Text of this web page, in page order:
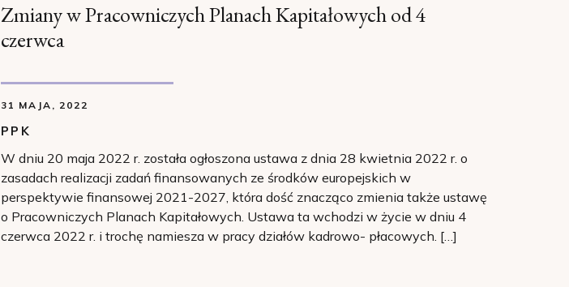
W dniu 20 maja 2022 r. została ogłoszona ustawa z dnia 28 kwietnia 2022 r. o
zasadach realizacji zadań finansowanych ze środków europejskich w
perspektywie finansowej 2021-2027, która dość znacząco zmienia także ustawę
o Pracowniczych Planach Kapitałowych. Ustawa ta wchodzi w życie w dniu 4
czerwca 2022 r. i trochę namiesza w pracy działów kadrowo- płacowych. […]
PPK
31 MAJA, 2022
Zmiany w Pracowniczych Planach Kapitałowych od 4
czerwca